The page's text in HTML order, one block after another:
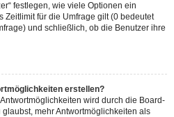
festlegen, wie viele Optionen ein
Zeitlimit für die Umfrage gilt (0 bedeutet
und schließlich, ob die Benutzer ihre
erstellen?
wird durch die Board-
mehr Antwortmöglichkeiten als